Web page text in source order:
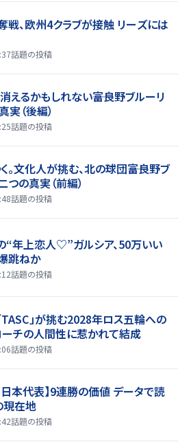
戦、欧州4クラブが接触 リーズには
話題の投稿
えるかもしれない――富良野ブルーリ
実（後編）
話題の投稿
。文化人が挑む、北の球団――富良野ブ
つの真実（前編）
話題の投稿
“年上恋人♡”ガルシア、50万いい
跳ねか
話題の投稿
」が挑む2028年ロス五輪への
ーチの人間性に惹かれて結成
話題の投稿
日本代表】9連勝の価値 データで読
現在地
話題の投稿